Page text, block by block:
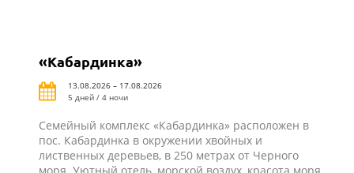
«Кабардинка»
13.08.2026 – 17.08.2026
5 дней / 4 ночи
Семейный комплекс «Кабардинка» расположен в
пос. Кабардинка в окружении хвойных и
лиственных деревьев, в 250 метрах от Черного